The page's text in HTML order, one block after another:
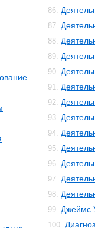
86.
87.
88.
89.
90.
91.
92.
93.
94.
95.
96.
97.
98.
99. Джеймс
100. Диагноз